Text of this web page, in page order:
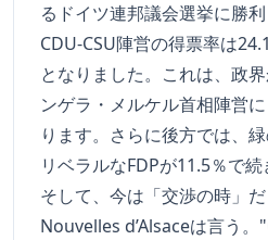
るドイツ連邦議会選挙に勝
CDU-CSU陣営の得票率は
となりました。これは、政
ンゲラ・メルケル首相陣営
ります。さらに後方では、緑
リベラルなFDPが11.5％で続
そして、今は「交渉の時」
Nouvelles d’Alsaceは言う。